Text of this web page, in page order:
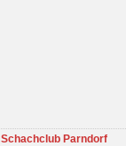
Schachclub Parndorf